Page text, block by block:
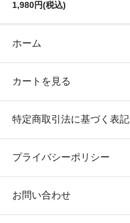
1,980円(税込)
ホーム
カートを見る
特定商取引法に基づく表記
プライバシーポリシー
お問い合わせ